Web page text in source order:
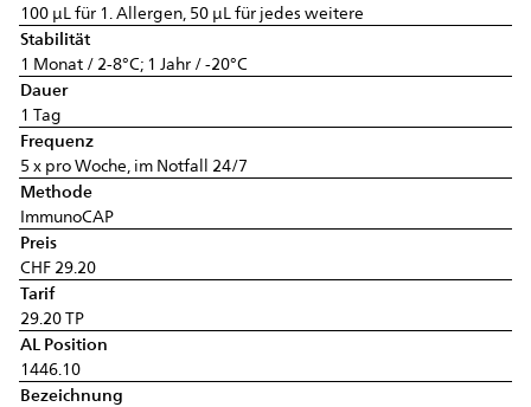
100 µL für 1. Allergen, 50 µL für jedes weitere
Stabilität
1 Monat / 2-8°C; 1 Jahr / -20°C
Dauer
1 Tag
Frequenz
5 x pro Woche, im Notfall 24/7
Methode
ImmunoCAP
Preis
CHF 29.20
Tarif
29.20 TP
AL Position
1446.10
Bezeichnung